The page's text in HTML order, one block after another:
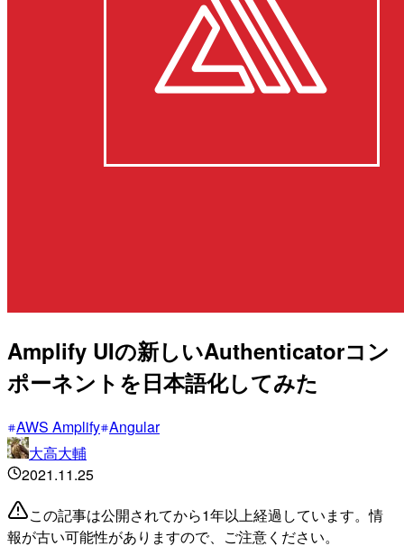
Amplify UIの新しいAuthenticatorコン
ポーネントを日本語化してみた
AWS Amplify Angular
大高大輔
2021.11.25
この記事は公開されてから1年以上経過しています。情
報が古い可能性がありますので、ご注意ください。